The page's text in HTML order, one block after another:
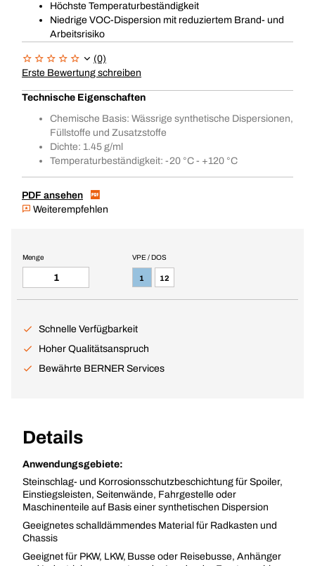
Höchste Temperaturbeständigkeit
Niedrige VOC-Dispersion mit reduziertem Brand- und
Arbeitsrisiko
(0)
Erste Bewertung schreiben
Technische Eigenschaften
Chemische Basis: Wässrige synthetische Dispersionen,
Füllstoffe und Zusatzstoffe
Dichte: 1.45 g/ml
Temperaturbeständigkeit: -20 °C - +120 °C
PDF ansehen
Weiterempfehlen
VPE / DOS
1 12
Menge
Schnelle Verfügbarkeit
Hoher Qualitätsanspruch
Bewährte BERNER Services
Details
Anwendungsgebiete:
Steinschlag- und Korrosionsschutzbeschichtung für Spoiler,
Einstiegsleisten, Seitenwände, Fahrgestelle oder
Maschinenteile auf Basis einer synthetischen Dispersion
Geeignetes schalldämmendes Material für Radkasten und
Chassis
Geeignet für PKW, LKW, Busse oder Reisebusse, Anhänger